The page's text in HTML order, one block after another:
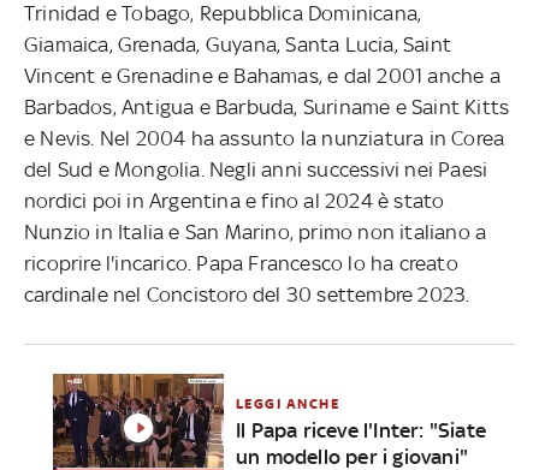
Trinidad e Tobago, Repubblica Dominicana,
Giamaica, Grenada, Guyana, Santa Lucia, Saint
Vincent e Grenadine e Bahamas, e dal 2001 anche a
Barbados, Antigua e Barbuda, Suriname e Saint Kitts
e Nevis. Nel 2004 ha assunto la nunziatura in Corea
del Sud e Mongolia. Negli anni successivi nei Paesi
nordici poi in Argentina e fino al 2024 è stato
Nunzio in Italia e San Marino, primo non italiano a
ricoprire l'incarico. Papa Francesco lo ha creato
cardinale nel Concistoro del 30 settembre 2023.
LEGGI ANCHE
Il Papa riceve l'Inter: "Siate
un modello per i giovani"